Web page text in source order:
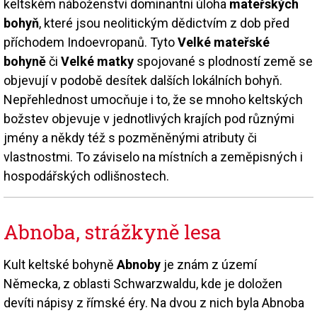
keltském náboženství dominantní úloha mateřských
bohyň, které jsou neolitickým dědictvím z dob před
příchodem Indoevropanů. TytoVelké mateřské
bohyněči Velké matky spojované s plodností země se
objevují v podobě desítek dalších lokálních bohyň.
Nepřehlednost umocňuje i to, že se mnoho keltských
božstev objevuje v jednotlivých krajích pod různými
jmény a někdy též s pozměněnými atributy či
vlastnostmi. To záviselo na místních a zeměpisných i
hospodářských odlišnostech.
Abnoba, strážkyně lesa
Kult keltské bohyně Abnoby je znám z území
Německa, z oblasti Schwarzwaldu, kde je doložen
devíti nápisy z římské éry. Na dvou z nich byla Abnoba